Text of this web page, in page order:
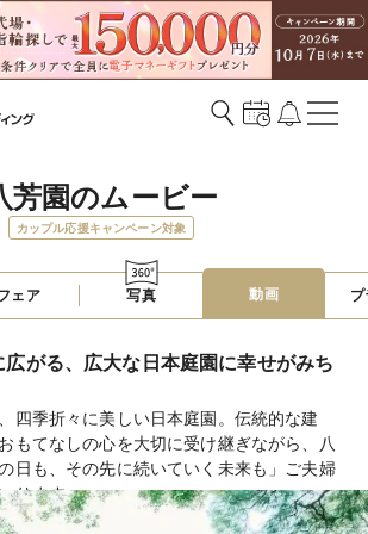
芳園のムービー
カップル応援キャンペーン対象
ェア 写真 動画
広がる、広大な日本庭園に幸せがみち
四季折々に美しい日本庭園。伝統的な建
もてなしの心を大切に受け継ぎながら、八
日も、その先に続いていく未来も」ご夫婦
ります。